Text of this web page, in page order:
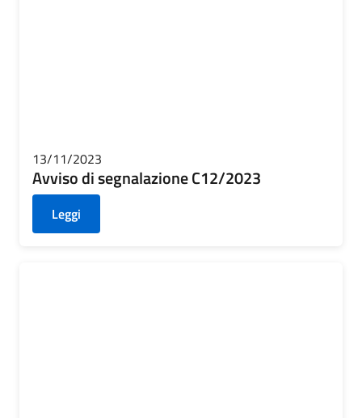
13/11/2023
Avviso di segnalazione C12/2023
Leggi